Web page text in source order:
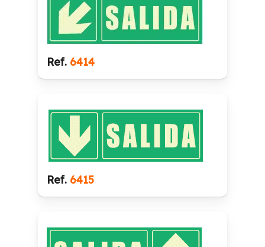
Ref. 6414
Ref. 6415